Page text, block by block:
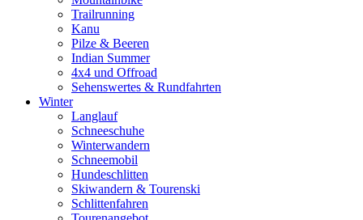
Trailrunning
Kanu
Pilze & Beeren
Indian Summer
4x4 und Offroad
Sehenswertes & Rundfahrten
Winter
Langlauf
Schneeschuhe
Winterwandern
Schneemobil
Hundeschlitten
Skiwandern & Tourenski
Schlittenfahren